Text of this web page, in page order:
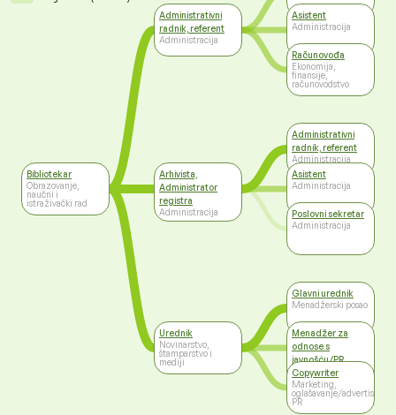
Bibliotekar
Obrazovanje,
naučni i
istraživački rad
Administrativni
radnik, referent
Administracija
Arhivista,
Administrator
registra
Administracija
Urednik
Novinarstvo,
štamparstvo i
mediji
Asistent
Administracija
Računovođa
Ekonomija,
finansije,
računovodstvo
Administrativni
radnik, referent
Administracija
Asistent
Administracija
Poslovni sekretar
Administracija
Glavni urednik
Menadžerski posao
Menadžer za
odnose s
javnošću/PR
menadžer
Marketing,
oglašavanje/advertising,
PR
Copywriter
Marketing,
oglašavanje/advertising,
PR